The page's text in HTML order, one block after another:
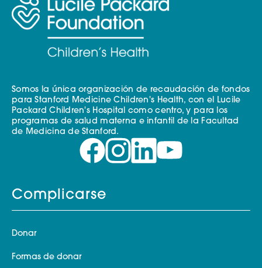
Somos la única organización de recaudación de fondos
para Stanford Medicine Children's Health, con el Lucile
Packard Children's Hospital como centro, y para los
programas de salud materna e infantil de la Facultad
de Medicina de Stanford.
Complicarse
Donar
Formas de donar